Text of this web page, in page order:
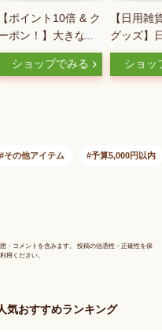
【ポイント10倍 & ク
ポン！】大きなコ
プハミガキセット
歯磨きセット
ット
ショップでみる
【日用雑
グッズ】
きセット
ット 1-
ショッ
その他アイテム 予算5,000円以内
・コメントを含みます。 投稿の信憑性・正確性を保
用ください。
気おすすめランキング